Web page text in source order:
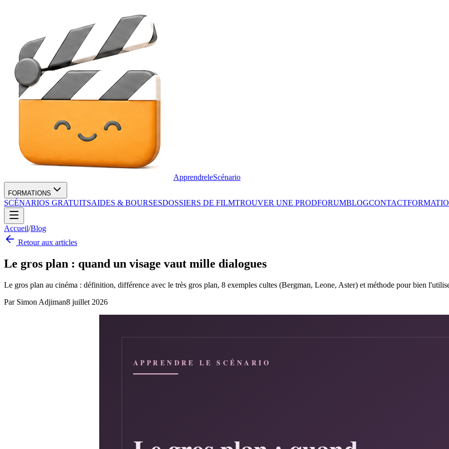
ApprendreleScénario
FORMATIONS
SCÉNARIOS GRATUITSAIDES & BOURSESDOSSIERS DE FILMTROUVER UNE PRODFORUMBLOGCONTACT
Accueil/Blog
Retour aux articles
Le gros plan : quand un visage vaut mille dialogues
Le gros plan au cinéma : définition, différence avec le très gros plan, 8 exemples cultes (Bergman, Leone, Aster) et méthode pour bien
Par Simon Adjiman8 juillet 2026